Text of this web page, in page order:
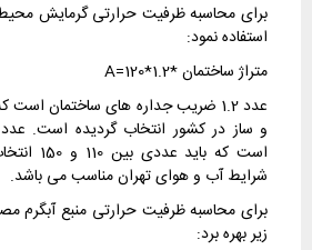
برای محاسبه ظرفیت حرارتی گرمایش
استفاده نمود:
متراژ ساختمان *A=120*1.2
عدد 1.2 ضریب جداره های ساختمان
شرایط آب و هوای تهران مناسب می باشد.
برای محاسبه ظرفیت حرارتی منبع آبگرم
زیر بهره برد: